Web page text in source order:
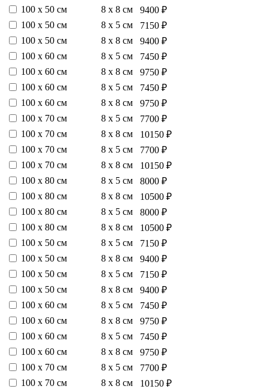
100 х 50 см
8 х 8 см
9400 ₽
100 х 50 см
8 х 5 см
7150 ₽
100 х 50 см
8 х 8 см
9400 ₽
100 х 60 см
8 х 5 см
7450 ₽
100 х 60 см
8 х 8 см
9750 ₽
100 х 60 см
8 х 5 см
7450 ₽
100 х 60 см
8 х 8 см
9750 ₽
100 х 70 см
8 х 5 см
7700 ₽
100 х 70 см
8 х 8 см
10150 ₽
100 х 70 см
8 х 5 см
7700 ₽
100 х 70 см
8 х 8 см
10150 ₽
100 х 80 см
8 х 5 см
8000 ₽
100 х 80 см
8 х 8 см
10500 ₽
100 х 80 см
8 х 5 см
8000 ₽
100 х 80 см
8 х 8 см
10500 ₽
100 х 50 см
8 х 5 см
7150 ₽
100 х 50 см
8 х 8 см
9400 ₽
100 х 50 см
8 х 5 см
7150 ₽
100 х 50 см
8 х 8 см
9400 ₽
100 х 60 см
8 х 5 см
7450 ₽
100 х 60 см
8 х 8 см
9750 ₽
100 х 60 см
8 х 5 см
7450 ₽
100 х 60 см
8 х 8 см
9750 ₽
100 х 70 см
8 х 5 см
7700 ₽
100 х 70 см
8 х 8 см
10150 ₽